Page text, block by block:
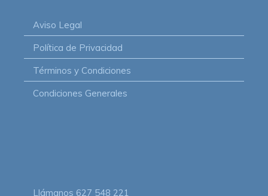
Aviso Legal
Política de Privacidad
Términos y Condiciones
Condiciones Generales
Llámanos 627 548 221